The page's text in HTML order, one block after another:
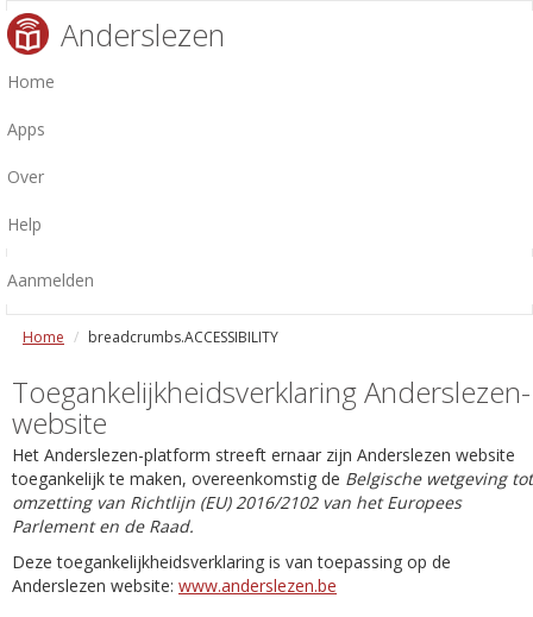
Anderslezen
Home
Apps
Over
Help
Aanmelden
Home breadcrumbs.ACCESSIBILITY
Toegankelijkheidsverklaring Anderslezen-
website
Het Anderslezen-platform streeft ernaar zijn Anderslezen website
toegankelijk te maken, overeenkomstig de Belgische wetgeving tot
omzetting van Richtlijn (EU) 2016/2102 van het Europees
Parlement en de Raad.
Deze toegankelijkheidsverklaring is van toepassing op de
Anderslezen website: www.anderslezen.be